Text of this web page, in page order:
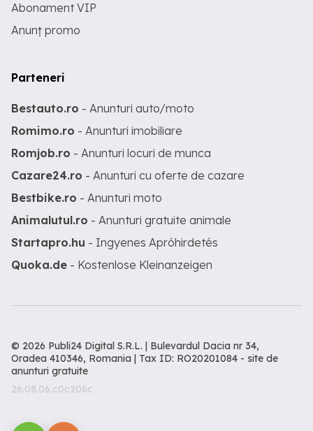
Abonament VIP
Anunț promo
Parteneri
Bestauto.ro - Anunturi auto/moto
Romimo.ro - Anunturi imobiliare
Romjob.ro - Anunturi locuri de munca
Cazare24.ro - Anunturi cu oferte de cazare
Bestbike.ro - Anunturi moto
Animalutul.ro - Anunturi gratuite animale
Startapro.hu - Ingyenes Apróhirdetés
Quoka.de - Kostenlose Kleinanzeigen
© 2026 Publi24 Digital S.R.L. | Bulevardul Dacia nr 34,
Oradea 410346, Romania | Tax ID: RO20201084 - site de
anunturi gratuite
26.08.06.c0c206c